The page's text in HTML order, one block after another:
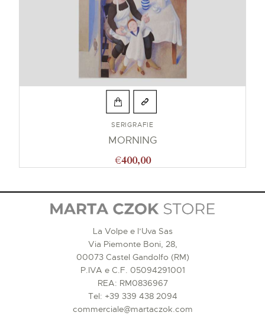
SERIGRAFIE
MORNING
€400,00
La Volpe e l’Uva Sas
Via Piemonte Boni, 28,
00073 Castel Gandolfo (RM)
P.IVA e C.F. 05094291001
REA: RM0836967
Tel: +39 339 438 2094
commerciale@martaczok.com